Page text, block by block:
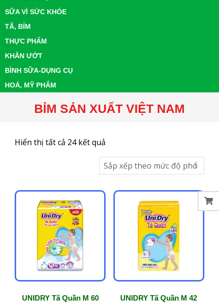
SỮA VÌ SỨC KHỎE
TÃ, BỈM
THỰC PHẨM
KHĂN ƯỚT
BÌNH SỮA-DỤNG CỤ
HOÁ, MỸ PHẨM
BỈM SẢN XUẤT VIỆT NAM
Hiển thị tất cả 24 kết quả
sắp
xếp
mức
UNIDRY Tã Quần M 60
UNIDRY Tã Quần M 42